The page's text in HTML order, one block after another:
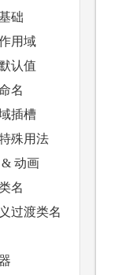
础
用域
认值
名
插槽
殊用法
& 动画
名
过渡类名